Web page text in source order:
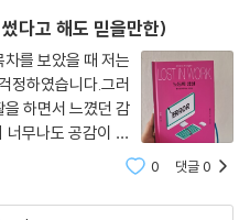
다고 해도 믿을만한)
를 보았을 때 저는
정하였습니다.그러
하면서 느꼈던 감
너무나도 공감이 되
불만이 많지만 고
따라 쉽게 그만두
심히
0 댓글0